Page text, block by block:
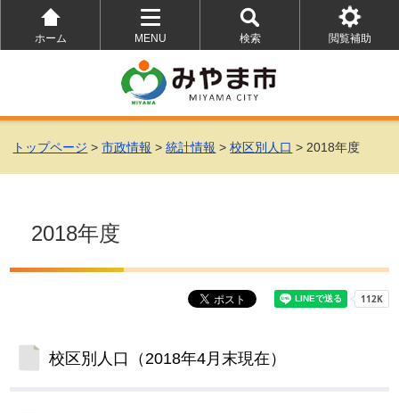
ホーム
MENU
を
開
く
検索
を
開
く
閲覧補助
を
トップページ >市政情報 >統計情報 >校区別人口 > 2018年度
2018年度
校区別人口（2018年4月末現在）